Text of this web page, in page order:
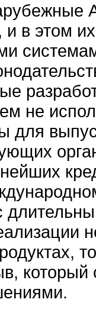
и в этом
не
для
который